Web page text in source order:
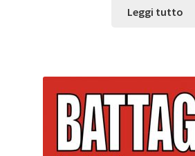
Leggi tutto